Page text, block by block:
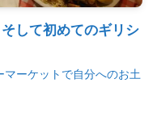
して初めてのギリシ
マーケットで自分へのお土